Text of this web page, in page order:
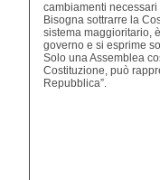
cambiamenti
Bisogna sottrarre la
sistema maggioritario,
governo e si esprime
Solo una Assemblea
Costituzione, può
Repubblica”.